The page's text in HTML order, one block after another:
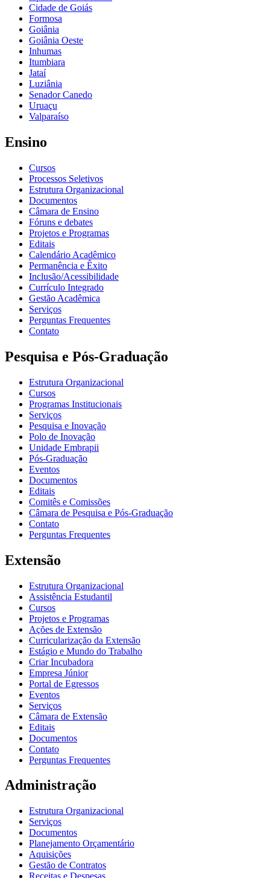
Cidade de Goiás
Formosa
Goiânia
Goiânia Oeste
Inhumas
Itumbiara
Jataí
Luziânia
Senador Canedo
Uruaçu
Valparaíso
Ensino
Cursos
Processos Seletivos
Estrutura Organizacional
Documentos
Câmara de Ensino
Fóruns e debates
Projetos e Programas
Editais
Calendário Acadêmico
Permanência e Êxito
Inclusão/Acessibilidade
Currículo Integrado
Gestão Acadêmica
Serviços
Perguntas Frequentes
Contato
Pesquisa e Pós-Graduação
Estrutura Organizacional
Cursos
Programas Institucionais
Serviços
Pesquisa e Inovação
Polo de Inovação
Unidade Embrapii
Pós-Graduação
Eventos
Documentos
Editais
Comitês e Comissões
Câmara de Pesquisa e Pós-Graduação
Contato
Perguntas Frequentes
Extensão
Estrutura Organizacional
Assistência Estudantil
Cursos
Projetos e Programas
Ações de Extensão
Curricularização da Extensão
Estágio e Mundo do Trabalho
Criar Incubadora
Empresa Júnior
Portal de Egressos
Eventos
Serviços
Câmara de Extensão
Editais
Documentos
Contato
Perguntas Frequentes
Administração
Estrutura Organizacional
Serviços
Documentos
Planejamento Orçamentário
Aquisições
Gestão de Contratos